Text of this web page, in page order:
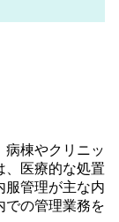
病棟やクリニッ
、医療的な処置
服管理が主な内
での管理業務を